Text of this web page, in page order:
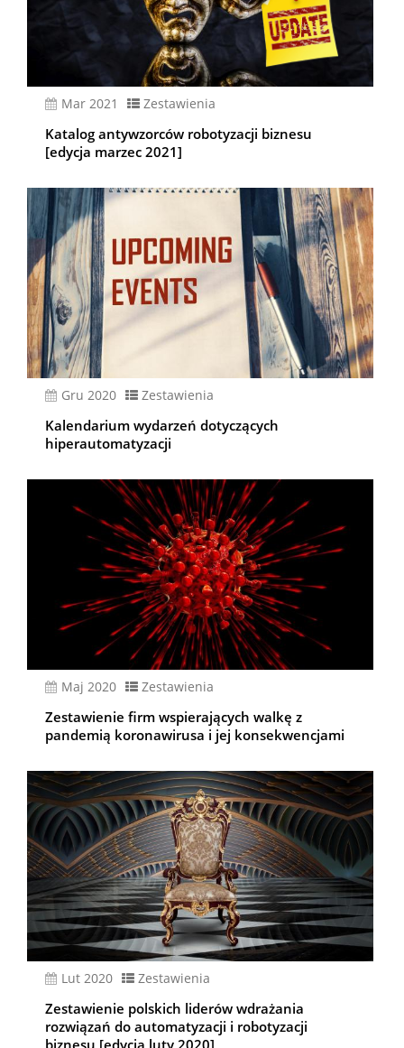
mar 2021 Zestawienia
Katalog antywzorców robotyzacji biznesu
[edycja marzec 2021]
gru 2020 Zestawienia
Kalendarium wydarzeń dotyczących
hiperautomatyzacji
Maj 2020 Zestawienia
Zestawienie firm wspierających walkę z
pandemią koronawirusa i jej konsekwencjami
lut 2020 Zestawienia
Zestawienie polskich liderów wdrażania
rozwiązań do automatyzacji i robotyzacji